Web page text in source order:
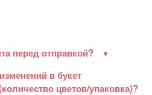
перед отправкой?
в букет
цветов/упаковка)?